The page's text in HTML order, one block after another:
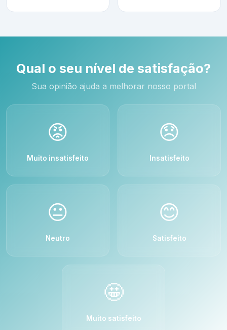
Qual o seu nível de satisfação?
Sua opinião ajuda a melhorar nosso portal
😡
Muito insatisfeito
😞
Insatisfeito
😐
Neutro
😊
Satisfeito
🤩
Muito satisfeito